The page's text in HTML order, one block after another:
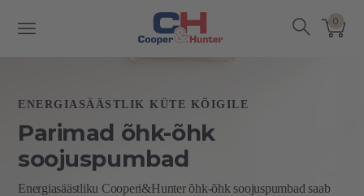
0
ENERGIASÄÄSTLIK KÜTE KÕIGILE
Parimad õhk-õhk
soojuspumbad
Energiasäästliku Cooperi&Hunter õhk-õhk soojuspumbad saab